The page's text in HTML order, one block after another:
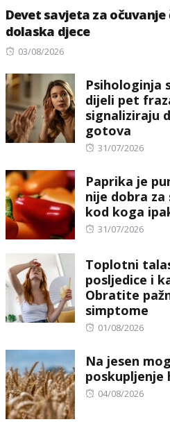
Devet savjeta za
dolaska djece
Posted
03/08/2026
Psihologinja
dijeli pet
signaliziraju
gotova
Posted
31/07/2026
Paprika je
nije dobra za
kod koga
Posted
31/07/2026
Toplotni
posljedice i
Obratite
simptome
Posted
01/08/2026
Na jesen
poskupljenje
Posted
04/08/2026